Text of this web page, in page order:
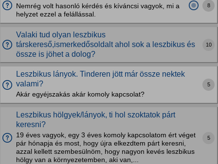
Nemrég volt hasonló kérdés és kíváncsi vagyok, mi a
helyzet ezzel a felállással.
8
Valaki tud olyan leszbikus
társkereső,ismerkedősoldalt ahol sok a leszbikus és
össze is jöhet a dolog?
10
Leszbikus lányok. Tinderen jött már össze nektek
valami?
Akár egyéjszakás akár komoly kapcsolat?
5
Leszbikus hölgyek/lányok, ti hol szoktatok párt
keresni?
19 éves vagyok, egy 3 éves komoly kapcsolatom ért véget
pár hónapja és most, hogy újra elkezdtem párt keresni,
azzal kellett szembesülnöm, hogy nagyon kevés leszbikus
hölgy van a környezetemben, aki van,...
5